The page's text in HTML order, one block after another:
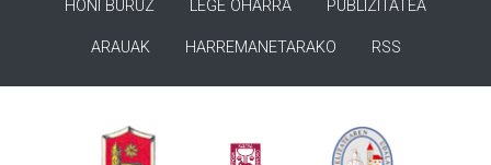
HONI BURUZ LEGE OHARRA PUBLIZITATEA
ARAUAK HARREMANETARAKO RSS